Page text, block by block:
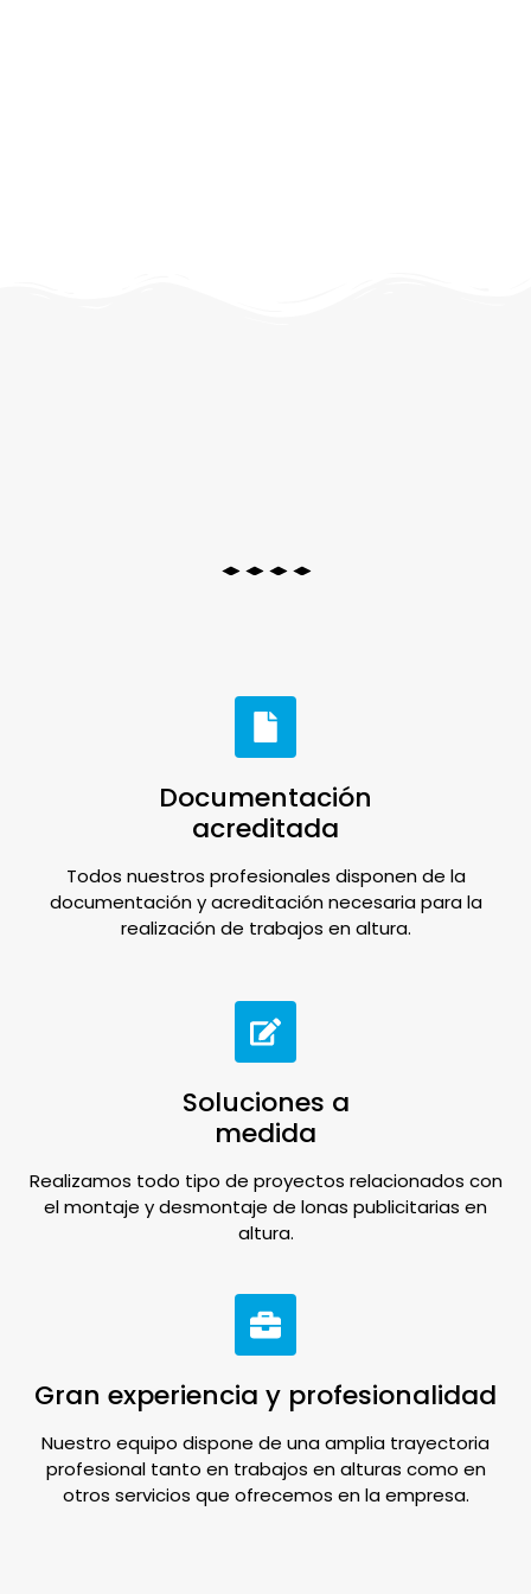
Documentación
acreditada
Todos nuestros profesionales disponen de la
documentación y acreditación necesaria para la
realización de trabajos en altura.
Soluciones a
medida
Realizamos todo tipo de proyectos relacionados con
el montaje y desmontaje de lonas publicitarias en
altura.
Gran experiencia y profesionalidad
Nuestro equipo dispone de una amplia trayectoria
profesional tanto en trabajos en alturas como en
otros servicios que ofrecemos en la empresa.